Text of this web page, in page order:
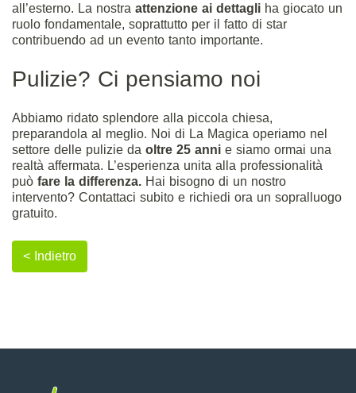
all’esterno. La nostra attenzione ai dettagli ha giocato un
ruolo fondamentale, soprattutto per il fatto di star
contribuendo ad un evento tanto importante.
Pulizie? Ci pensiamo noi
Abbiamo ridato splendore alla piccola chiesa,
preparandola al meglio. Noi di La Magica operiamo nel
settore delle pulizie da oltre 25 anni e siamo ormai una
realtà affermata. L’esperienza unita alla professionalità
può fare la differenza. Hai bisogno di un nostro
intervento? Contattaci subito e richiedi ora un sopralluogo
gratuito.
< Indietro